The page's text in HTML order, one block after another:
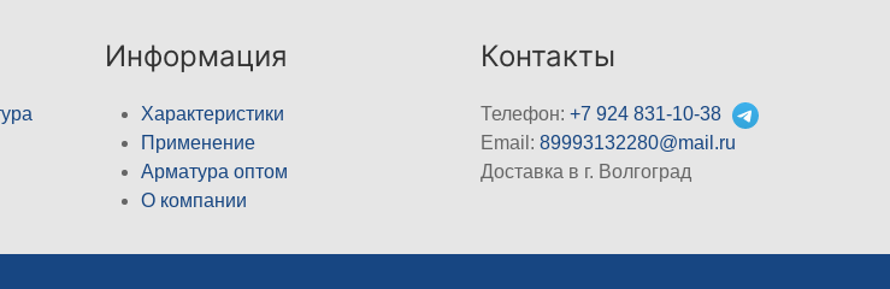
Информация
Характеристики
Применение
Арматура оптом
О компании
Контакты
Телефон:+7 924 831-10-38
Email:89993132280@mail.ru
Доставка в г. Волгоград